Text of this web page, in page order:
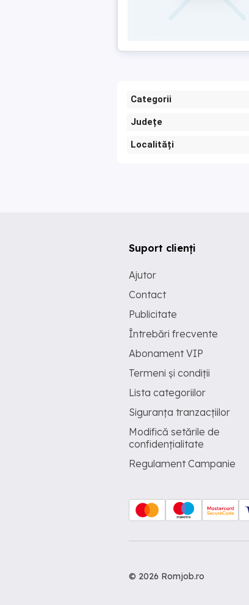
Categorii
Județe
Localități
Suport clienți
Ajutor
Contact
Publicitate
Întrebări frecvente
Abonament VIP
Termeni și condiții
Lista categoriilor
Siguranța tranzacțiilor
Modifică setările de
confidențialitate
Regulament Campanie
© 2026 Romjob.ro